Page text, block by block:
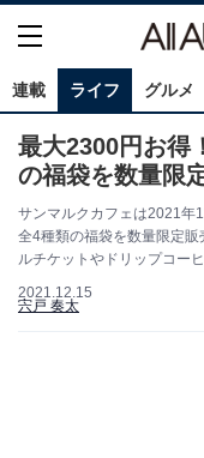
連載 ライフ グルメ
最大2300円お得
の福袋を数量限
サンマルクカフェは2021年
全4種類の福袋を数量限定
ルチケットやドリップコー
2021.12.15
宍戸 奏太